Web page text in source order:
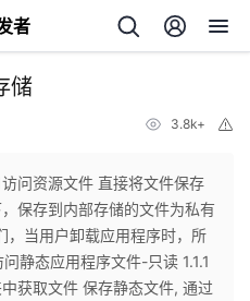
者
储
3.8k+
问资源文件 直接将文件保存
保存到内部存储的文件为私有
，当用户卸载应用程序时，所
静态应用程序文件-只读 1.1.1
获取文件 保存静态文件, 通过